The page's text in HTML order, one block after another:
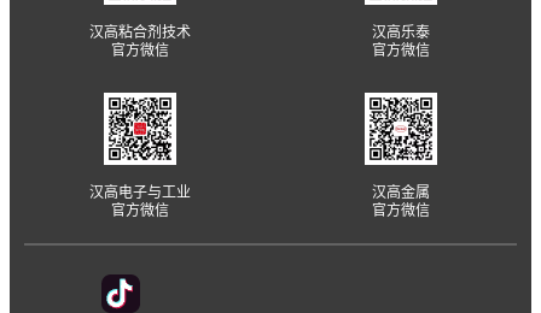
汉高粘合剂技术
官方微信
汉高乐泰
官方微信
汉高电子与工业
官方微信
汉高金属
官方微信